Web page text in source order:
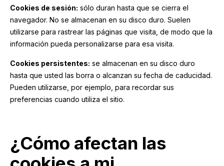
Cookies de sesión: sólo duran hasta que se cierra el
navegador. No se almacenan en su disco duro. Suelen
utilizarse para rastrear las páginas que visita, de modo que la
información pueda personalizarse para esa visita.
Cookies persistentes: se almacenan en su disco duro
hasta que usted las borra o alcanzan su fecha de caducidad.
Pueden utilizarse, por ejemplo, para recordar sus
preferencias cuando utiliza el sitio.
¿Cómo afectan las